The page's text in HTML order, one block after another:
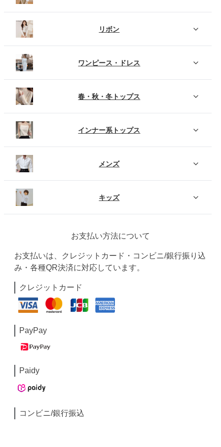
リボン
ワンピース・ドレス
春・秋・冬トップス
インナー系トップス
メンズ
キッズ
お支払い方法について
お支払いは、クレジットカード・コンビニ/銀行振り込
み・各種QR決済に対応しています。
クレジットカード
PayPay
Paidy
コンビニ/銀行振込